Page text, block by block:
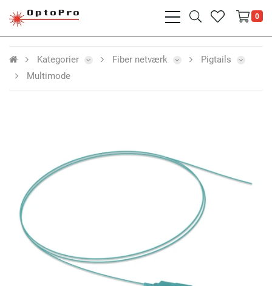
bars
light
searchheart
0
Kategorier Fiber netværk
Pigtails
Multimode